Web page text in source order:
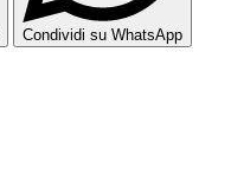
Condividi su WhatsApp